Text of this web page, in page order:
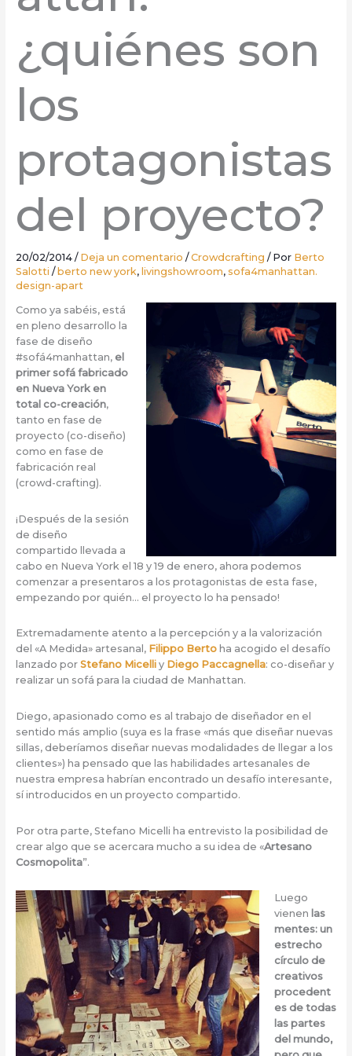
¿quiénes son
los
protagonistas
del proyecto?
20/02/2014 / Deja un comentario /Crowdcrafting / Por Berto
Salotti /berto new york, livingshowroom, sofa4manhattan.
design-apart
Como ya sabéis, está
en pleno desarrollo la
fase de diseño
#sofá4manhattan, el
primer sofá fabricado
en Nueva York en
total co-creación,
tanto en fase de
proyecto (co-diseño)
como en fase de
fabricación real
(crowd-crafting).
¡Después de la sesión
de diseño
compartido llevada a
cabo en Nueva York el 18 y 19 de enero, ahora podemos
comenzar a presentaros a los protagonistas de esta fase,
empezando por quién… el proyecto lo ha pensado!
Extremadamente atento a la percepción y a la valorización
del «A Medida» artesanal, Filippo Bertoha acogido el desafío
lanzado por Stefano Micelli y Diego Paccagnella: co-diseñar y
realizar un sofá para la ciudad de Manhattan.
Diego, apasionado como es al trabajo de diseñador en el
sentido más amplio (suya es la frase «más que diseñar nuevas
sillas, deberíamos diseñar nuevas modalidades de llegar a los
clientes») ha pensado que las habilidades artesanales de
nuestra empresa habrían encontrado un desafío interesante,
sí introducidos en un proyecto compartido.
Por otra parte, Stefano Micelli ha entrevisto la posibilidad de
crear algo que se acercara mucho a su idea de «Artesano
Cosmopolita”.
Luego
vienen las
mentes: un
estrecho
círculo de
creativos
procedent
es de todas
las partes
del mundo,